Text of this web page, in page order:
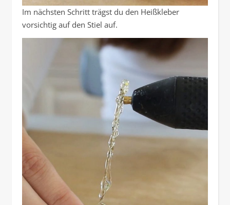
Im nächsten Schritt trägst du den Heißkleber
vorsichtig auf den Stiel auf.